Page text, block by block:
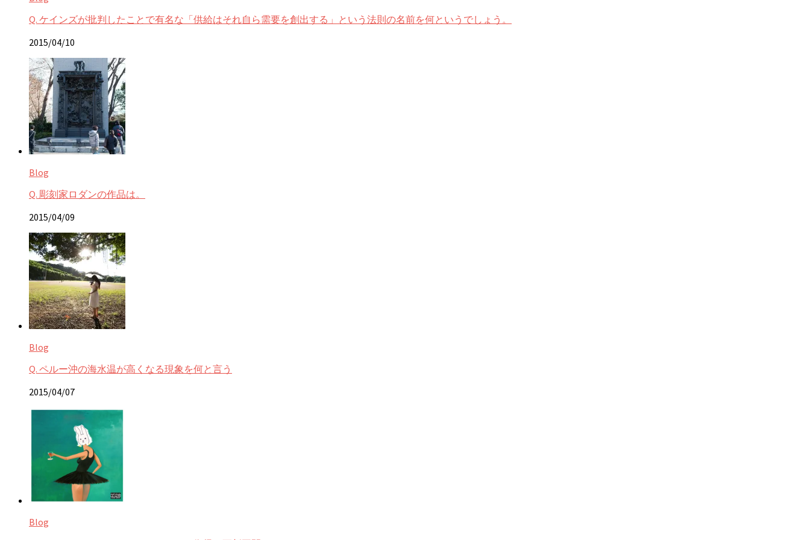
Q. ケインズが批判したことで有名な「供給はそれ自ら需要を創出する」という法則の名前を何というでしょう。
2015/04/10
Blog
Q. 彫刻家ロダンの作品は。
2015/04/09
Blog
Q. ペルー沖の海水温が高くなる現象を何と言う
2015/04/07
Blog